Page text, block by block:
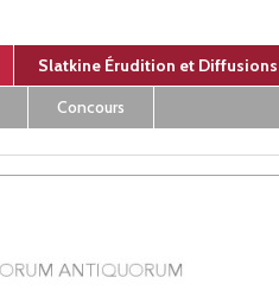
Slatkine Érudition et Diffusions
Concours